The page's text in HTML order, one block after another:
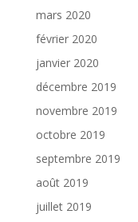
mars 2020
février 2020
janvier 2020
décembre 2019
novembre 2019
octobre 2019
septembre 2019
août 2019
juillet 2019